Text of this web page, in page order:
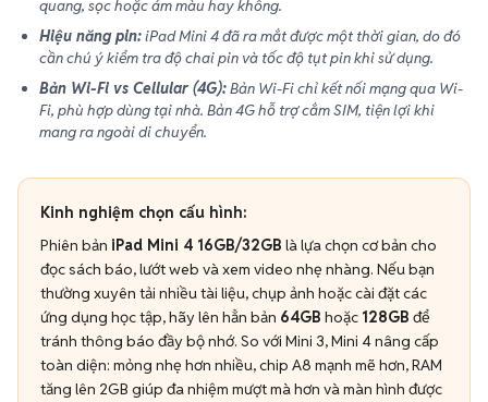
quang, sọc hoặc ám màu hay không.
Hiệu năng pin:iPad Mini 4 đã ra mắt được một thời gian, do đó
cần chú ý kiểm tra độ chai pin và tốc độ tụt pin khi sử dụng.
Bản Wi-Fi vs Cellular (4G):Bản Wi-Fi chỉ kết nối mạng qua Wi-
Fi, phù hợp dùng tại nhà. Bản 4G hỗ trợ cắm SIM, tiện lợi khi
mang ra ngoài di chuyển.
Kinh nghiệm chọn cấu hình:
Phiên bản iPad Mini 4 16GB/32GB là lựa chọn cơ bản cho
đọc sách báo, lướt web và xem video nhẹ nhàng. Nếu bạn
thường xuyên tải nhiều tài liệu, chụp ảnh hoặc cài đặt các
ứng dụng học tập, hãy lên hẳn bản 64GB hoặc 128GB để
tránh thông báo đầy bộ nhớ. So với Mini 3, Mini 4 nâng cấp
toàn diện: mỏng nhẹ hơn nhiều, chip A8 mạnh mẽ hơn, RAM
tăng lên 2GB giúp đa nhiệm mượt mà hơn và màn hình được